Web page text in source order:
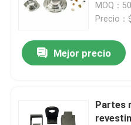
Recorrido por la fábrica
Control de calidad
MOQ：
Precio：
Mejor precio
Partes